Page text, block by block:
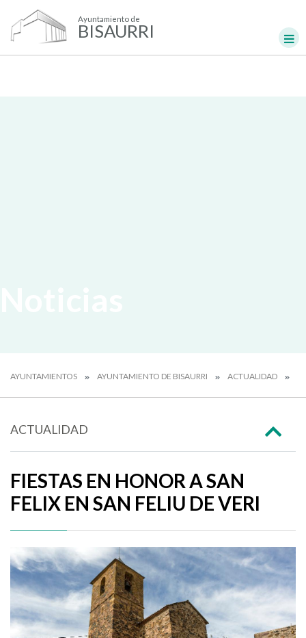
Ayuntamiento de
BISAURRI
AYUNTAMIENTOS AYUNTAMIENTO DE BISAURRI ACTUALIDAD
ACTUALIDAD
FIESTAS EN HONOR A SAN
FELIX EN SAN FELIU DE VERI